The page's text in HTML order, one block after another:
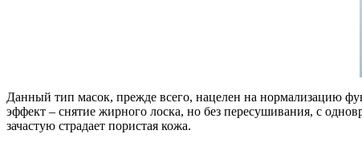
Данный тип масок, прежде всего, нацелен на нормализацию
эффект – снятие жирного лоска, но без пересушивания, с
зачастую страдает пористая кожа.